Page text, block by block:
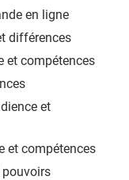
en ligne
différences
et compétences
et
et compétences